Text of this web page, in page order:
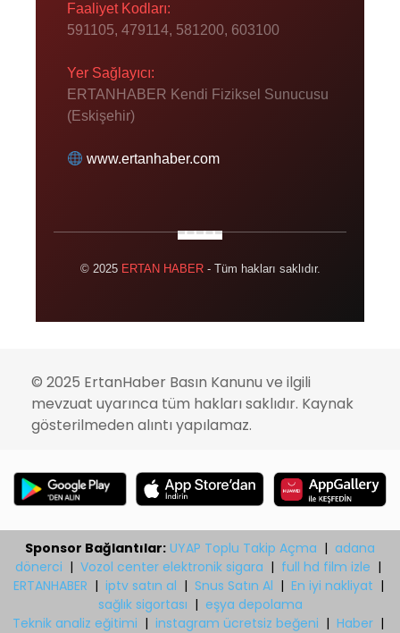
Faaliyet Kodları:
591105, 479114, 581200, 603100
Yer Sağlayıcı:
ERTANHABER Kendi Fiziksel Sunucusu
(Eskişehir)
www.ertanhaber.com
© 2025 ERTAN HABER- Tüm hakları saklıdır.
© 2025 ErtanHaber Basın Kanunu ve ilgili
mevzuat uyarınca tüm hakları saklıdır. Kaynak
gösterilmeden alıntı yapılamaz.
Sponsor Bağlantılar: UYAP Toplu Takip Açma | adana
dönerci | Vozol center elektronik sigara | full hd film izle |
ERTANHABER | iptv satın al | Snus Satın Al | En iyi nakliyat |
sağlık sigortası | eşya depolama
Teknik analiz eğitimi | instagram ücretsiz beğeni | Haber |